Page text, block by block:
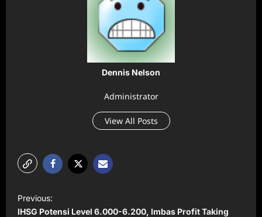
Dennis Nelson
Administrator
View All Posts
o
Previous:
IHSG Potensi Level 6.000-6.200, Imbas Profit Taking